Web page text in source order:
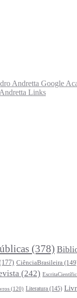
(378)
CiênciaBrasileira
(242)
(120) Literatura (145)